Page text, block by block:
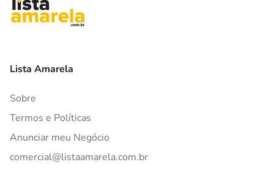
Lista Amarela
Sobre
Termos e Políticas
Anunciar meu Negócio
comercial@listaamarela.com.br